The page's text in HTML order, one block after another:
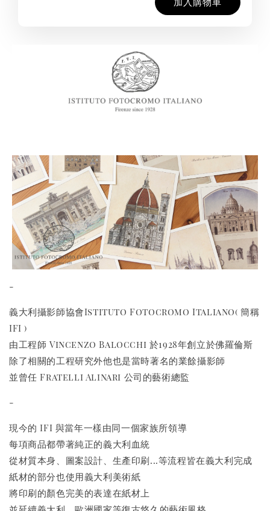
-
義大利攝影師協會Istituto Fotocromo Italiano( 簡稱
IFI )
由工程師 Vincenzo Balocchi 於1928年創立於佛羅倫斯
除了相關的工程研究外他也是當時著名的業餘攝影師
並曾任 Fratelli Alinari 公司的藝術總監
-
現今的 IFI 與當年一樣由同一個家族所領導
每項商品都帶著純正的義大利血統
從材質本身、圖案設計、生產印刷...等流程皆在義大利完成
紙材的部分也使用義大利美術紙
將印刷的顏色完美的表達在紙材上